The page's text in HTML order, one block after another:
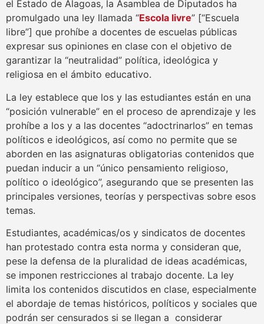
el Estado de Alagoas, la Asamblea de Diputados ha
promulgado una ley llamada “Escola livre” [“Escuela
libre”] que prohíbe a docentes de escuelas públicas
expresar sus opiniones en clase con el objetivo de
garantizar la “neutralidad” política, ideológica y
religiosa en el ámbito educativo.
La ley establece que los y las estudiantes están en una
“posición vulnerable” en el proceso de aprendizaje y les
prohíbe a los y a las docentes “adoctrinarlos” en temas
políticos e ideológicos, así como no permite que se
aborden en las asignaturas obligatorias contenidos que
puedan inducir a un “único pensamiento religioso,
político o ideológico”, asegurando que se presenten las
principales versiones, teorías y perspectivas sobre esos
temas.
Estudiantes, académicas/os y sindicatos de docentes
han protestado contra esta norma y consideran que,
pese la defensa de la pluralidad de ideas académicas,
se imponen restricciones al trabajo docente. La ley
limita los contenidos discutidos en clase, especialmente
el abordaje de temas históricos, políticos y sociales que
podrán ser censurados si se llegan a considerar